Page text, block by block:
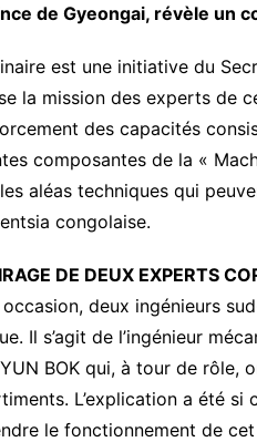
de Gyeongai, révèle un
est une initiative du
la mission des experts de
des capacités
composantes de la «
aléas techniques qui
congolaise.
DE DEUX EXPERTS
deux ingénieurs
Il s’agit de l’ingénieur
BOK qui, à tour de rôle,
L’explication a été si
le fonctionnement de